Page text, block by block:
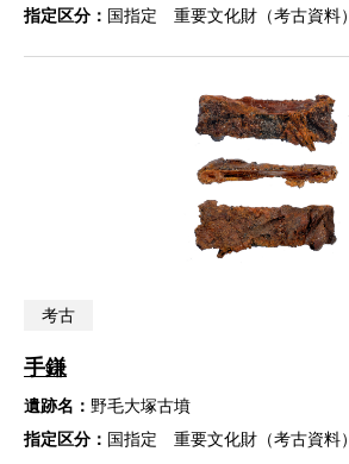
指定区分： 国指定 重要文化財（考古資料）
考古
手鎌
遺跡名： 野毛大塚古墳
指定区分： 国指定 重要文化財（考古資料）